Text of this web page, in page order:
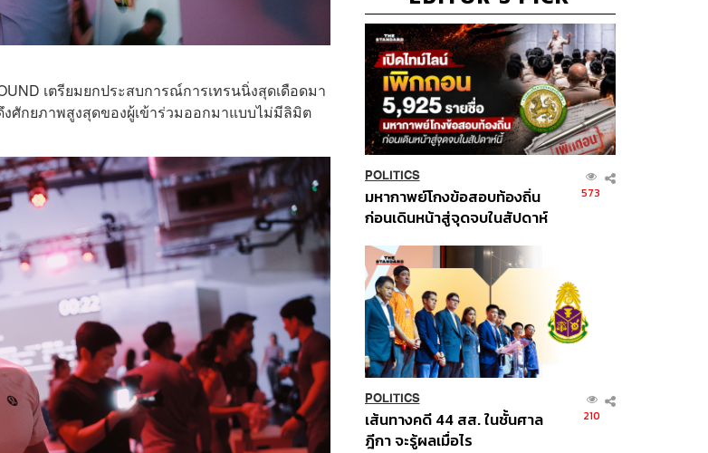
เตรียมยกประสบการณ์การเทรนนิ่งสุดเดือดมา
ศักยภาพสูงสุดของผู้เข้าร่วมออกมาแบบไม่มีลิมิต
POLITICS
มหากาพย์โกงข้อสอบท้องถิ่น
ก่อนเดินหน้าสู่จุดจบในสัปดาห์
573
POLITICS
เส้นทางคดี 44 สส. ในชั้นศาล
ฎีกา จะรู้ผลเมื่อไร
210